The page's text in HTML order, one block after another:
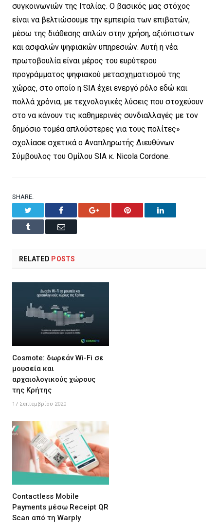
συγκοινωνιών της Ιταλίας. Ο βασικός μας στόχος
είναι να βελτιώσουμε την εμπειρία των επιβατών,
μέσω της διάθεσης απλών στην χρήση, αξιόπιστων
και ασφαλών ψηφιακών υπηρεσιών. Αυτή η νέα
πρωτοβουλία είναι μέρος του ευρύτερου
προγράμματος ψηφιακού μετασχηματισμού της
χώρας, στο οποίο η SIA έχει ενεργό ρόλο εδώ και
πολλά χρόνια, με τεχνολογικές λύσεις που στοχεύουν
στο να κάνουν τις καθημερινές συνδιαλλαγές με τον
δημόσιο τομέα απλούστερες για τους πολίτες»
σχολίασε σχετικά ο Αναπληρωτής Διευθύνων
Σύμβουλος του Ομίλου SIA κ. Nicola Cordone.
SHARE.
Facebook Google+ Pinterest LinkedIn
Tumblr Email
RELATED POSTS
Cosmote: δωρεάν Wi-Fi σε
μουσεία και
αρχαιολογικούς χώρους
της Κρήτης
17 Σεπτεμβρίου 2020
Contactless Mobile
Payments μέσω Receipt QR
Scan από τη Warply